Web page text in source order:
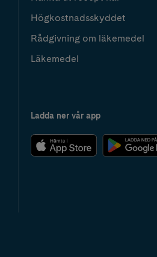
Högkostnadsskyddet
Rådgivning om läkemedel
Läkemedel
Ladda ner vår app